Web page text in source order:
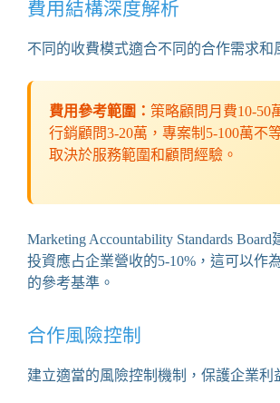
費用結構深度解析
不同的收費模式適合不同的合作需求和
費用參考範圍： 策略顧問月費10-50
行銷顧問3-20萬，專案制5-100萬不
取決於服務範圍和顧問經驗。
Marketing Accountability Standards Board
投資應占企業營收的5-10%，這可以作
的參考基準。
合作風險控制
建立適當的風險控制機制，保護企業利